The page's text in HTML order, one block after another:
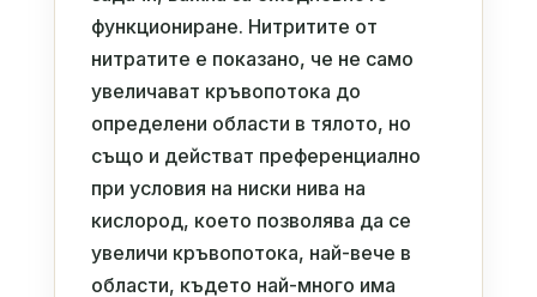
функциониране. Нитритите от
нитратите е показано, че не само
увеличават кръвопотока до
определени области в тялото, но
също и действат преференциално
при условия на ниски нива на
кислород, което позволява да се
увеличи кръвопотока, най-вече в
области, където най-много има